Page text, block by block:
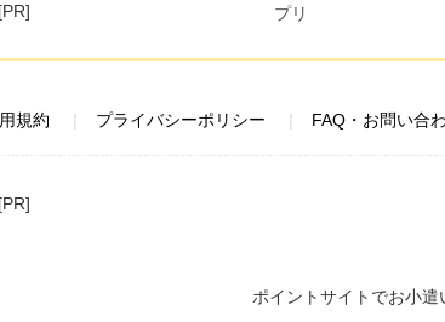
[PR]
規約 プライバシーポリシー FAQ・お問い合
[PR]
ポイントサイトでお小遣